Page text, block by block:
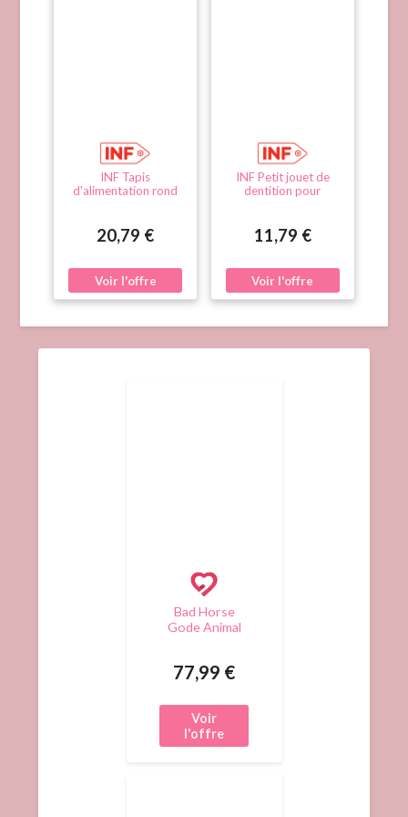
INF Tapis
d'alimentation rond
Plateau étanche et
antidérapant Blanc
20,79 €
INF Petit jouet de
dentition pour
6 cm avec clochette -
À mâcher et interactif
11,79 €
Bad Horse
Gode Animal
77,99 €